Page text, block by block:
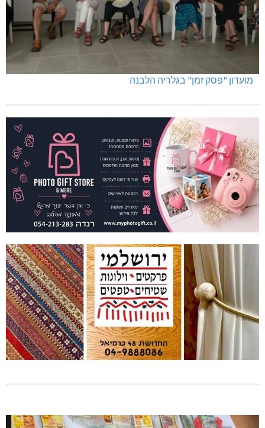
מועדון "פסק זמן" בגלריה הלבנה